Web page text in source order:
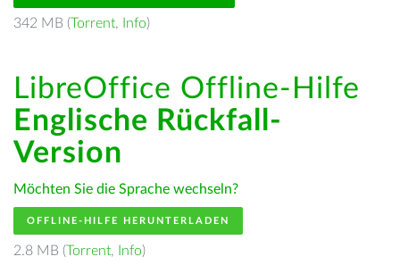
342 MB (Torrent, Info)
LibreOffice Offline-Hilfe
Englische Rückfall-
Version
Möchten Sie die Sprache wechseln?
OFFLINE-HILFE HERUNTERLADEN
2.8 MB (Torrent, Info)